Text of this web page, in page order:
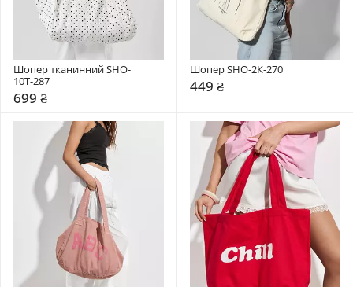
Шопер тканинний SHO-
10Т-287
699 ₴
Шопер SHO-2К-270
449 ₴